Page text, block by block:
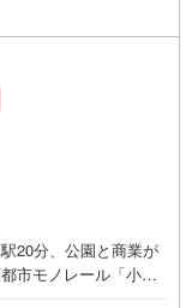
20分、公園と商業が
市モノレール「小倉